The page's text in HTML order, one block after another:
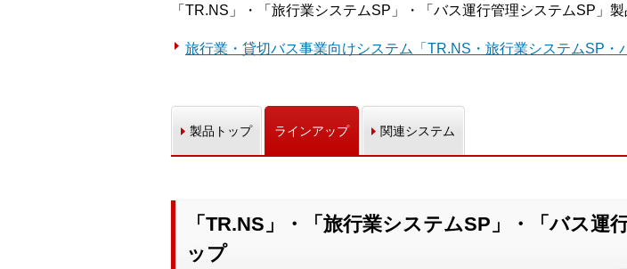
「TR.NS」・「旅行業システムSP」・「バス運行管理システムSP」
旅行業・貸切バス事業向けシステム「TR.NS・旅行業システムSP
製品トップ ラインアップ 関連システム
「TR.NS」・「旅行業システムSP」・「バス
ップ